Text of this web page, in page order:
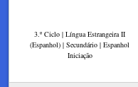
3.º Ciclo | Língua Estrangeira II
(Espanhol) | Secundário | Espanhol
Iniciação